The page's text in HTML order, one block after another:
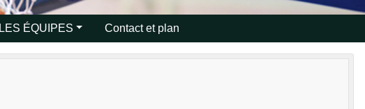
LES ÉQUIPES Contact et plan